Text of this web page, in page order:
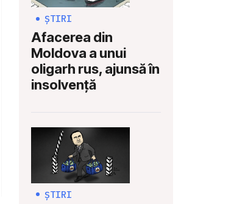
ȘTIRI
Afacerea din
Moldova a unui
oligarh rus, ajunsă în
insolvență
ȘTIRI